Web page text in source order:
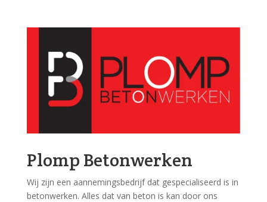
Plomp Betonwerken
Wij zijn een aannemingsbedrijf dat gespecialiseerd is in
betonwerken. Alles dat van beton is kan door ons